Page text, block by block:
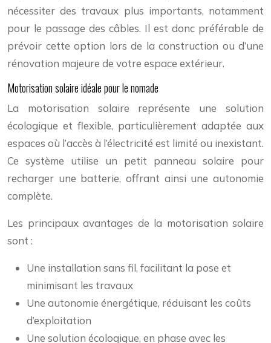
nécessiter des travaux plus importants, notamment
pour le passage des câbles. Il est donc préférable de
prévoir cette option lors de la construction ou d’une
rénovation majeure de votre espace extérieur.
Motorisation solaire idéale pour le nomade
La motorisation solaire représente une solution
écologique et flexible, particulièrement adaptée aux
espaces où l’accès à l’électricité est limité ou inexistant.
Ce système utilise un petit panneau solaire pour
recharger une batterie, offrant ainsi une autonomie
complète.
Les principaux avantages de la motorisation solaire
sont :
Une installation sans fil, facilitant la pose et
minimisant les travaux
Une autonomie énergétique, réduisant les coûts
d’exploitation
Une solution écologique, en phase avec les